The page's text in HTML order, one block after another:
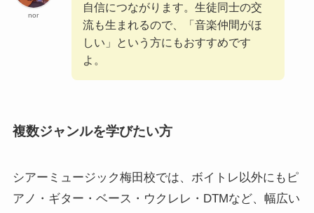
nor
自信につながります。生徒同士の交
流も生まれるので、「音楽仲間がほ
しい」という方にもおすすめです
よ。
複数ジャンルを学びたい方
シアーミュージック梅田校では、ボイトレ以外にもピ
アノ・ギター・ベース・ウクレレ・DTMなど、幅広い